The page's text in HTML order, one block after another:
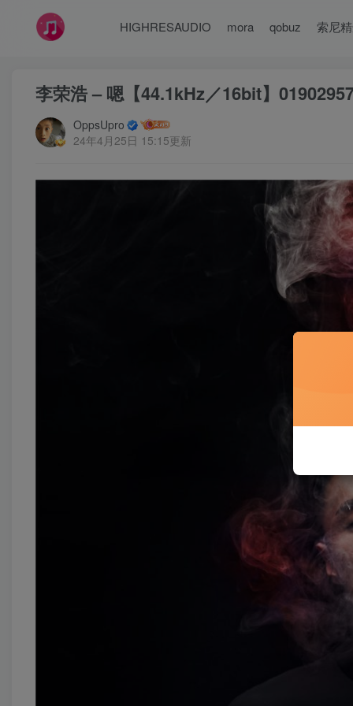
HIGHRESAUDIO mora qobuz 索尼
李荣浩 – 嗯【44.1kHz／16bit】
OppsUpro
24年4月25日 15:15更新